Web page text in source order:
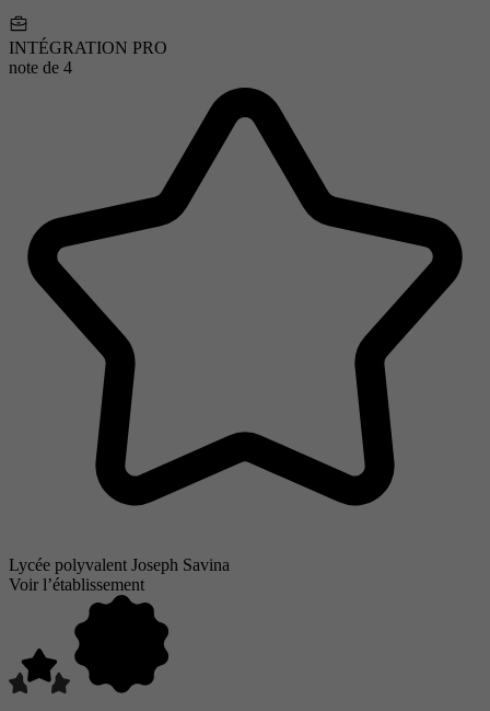
INTÉGRATION PRO
note de 4
Lycée polyvalent Joseph Savina
Voir l’établissement